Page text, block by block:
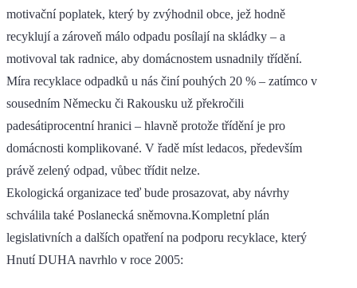
motivační poplatek, který by zvýhodnil obce, jež hodně
recyklují a zároveň málo odpadu posílají na skládky – a
motivoval tak radnice, aby domácnostem usnadnily třídění.
Míra recyklace odpadků u nás činí pouhých 20 % – zatímco v
sousedním Německu či Rakousku už překročili
padesátiprocentní hranici – hlavně protože třídění je pro
domácnosti komplikované. V řadě míst ledacos, především
právě zelený odpad, vůbec třídit nelze.
Ekologická organizace teď bude prosazovat, aby návrhy
schválila také Poslanecká sněmovna.Kompletní plán
legislativních a dalších opatření na podporu recyklace, který
Hnutí DUHA navrhlo v roce 2005: